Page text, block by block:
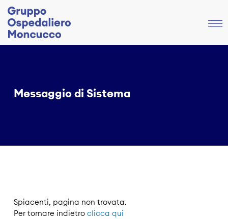
Messaggio di Sistema
Spiacenti, pagina non trovata.
Per tornare indietro clicca qui